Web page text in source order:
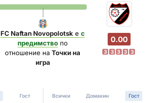
FC Naftan Novopolotsk ес
предимство по
отношение наТочки на
игра
0.00
З З З З З
Гост Всички Домакин Гост